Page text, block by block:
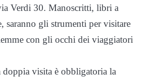
Verdi 30. Manoscritti, libri a
saranno gli strumenti per visitare
con gli occhi dei viaggiatori
doppia visita è obbligatoria la